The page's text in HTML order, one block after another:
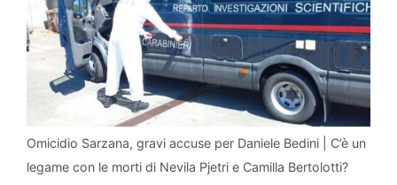
Omicidio Sarzana, gravi accuse per Daniele Bedini | C’è un
legame con le morti di Nevila Pjetri e Camilla Bertolotti?